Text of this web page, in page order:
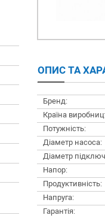
ОПИС ТА
Бренд:
Країна
Потужність:
Діаметр насоса:
Діаметр
Напор:
Продуктивність:
Напруга:
Гарантія: